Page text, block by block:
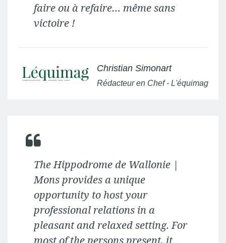
faire ou à refaire… même sans
victoire !
Christian Simonart
Rédacteur en Chef - L'équimag
The Hippodrome de Wallonie |
Mons provides a unique
opportunity to host your
professional relations in a
pleasant and relaxed setting. For
most of the persons present, it